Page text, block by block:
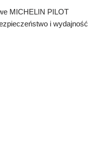
MICHELIN PILOT
i wydajność